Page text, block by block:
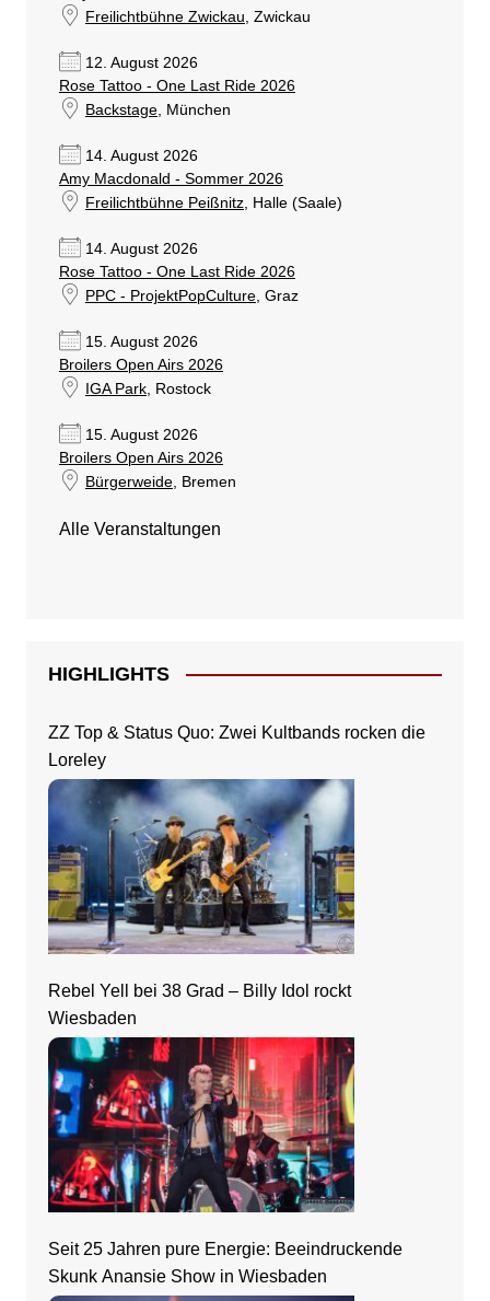
Freilichtbühne Zwickau , Zwickau
12. August 2026
Rose Tattoo - One Last Ride 2026
Backstage, München
14. August 2026
Amy Macdonald - Sommer 2026
Freilichtbühne Peißnitz, Halle (Saale)
14. August 2026
Rose Tattoo - One Last Ride 2026
PPC - ProjektPopCulture, Graz
15. August 2026
Broilers Open Airs 2026
IGA Park, Rostock
15. August 2026
Broilers Open Airs 2026
Bürgerweide, Bremen
Alle Veranstaltungen
HIGHLIGHTS
ZZ Top & Status Quo: Zwei Kultbands rocken die
Loreley
Rebel Yell bei 38 Grad – Billy Idol rockt
Wiesbaden
Seit 25 Jahren pure Energie: Beeindruckende
Skunk Anansie Show in Wiesbaden